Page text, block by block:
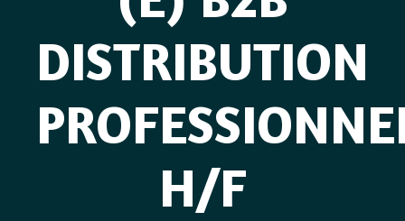
Notre cabinet
Contact
DISTRIBUTION
H/F